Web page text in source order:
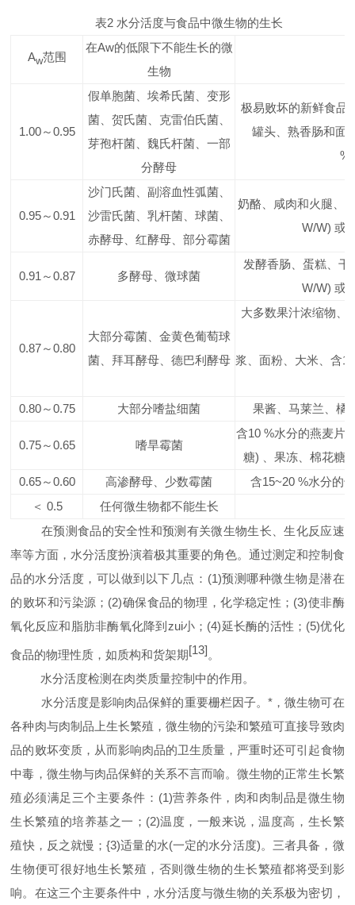
表2 水分活度与食品中微生物的生长
Aw范围
在Aw的低限下不能生长的微
生物
1.00～0.95
假单胞菌、埃希氏菌、变形
菌、贺氏菌、克雷伯氏菌、
芽孢杆菌、魏氏杆菌、一部
分酵母
极易败坏的新鲜食品
罐头、熟香肠和面
0.95～0.91
沙门氏菌、副溶血性弧菌、
沙雷氏菌、乳杆菌、球菌、
赤酵母、红酵母、部分霉菌
奶酪、咸肉和火腿、
W/W)或
0.91 ～0.87 多酵母、微球菌
发酵香肠、蛋糕、
W/W)或
0.87～0.80
大部分霉菌、金黄色葡萄球
菌、拜耳酵母、德巴利酵母
大多数果汁浓缩物、
浆、面粉、大米、含
0.80～0.75 大部分嗜盐细菌 果酱、马莱兰、橘
0.75～0.65 嗜旱霉菌
含10 %水分的燕麦片
糖)
、果冻、棉花糖
0.65～0.60 高渗酵母、少数霉菌 含15~20 %水分的
＜ 0.5
任何微生物都不能生长
在预测食品的安全性和预测有关微生物生长、生化反应速
率等方面，水分活度扮演着极其重要的角色。通过测定和控制食
品的水分活度，可以做到以下几点： (1)预测哪种微生物是潜在
的败坏和污染源； (2)确保食品的物理，化学稳定性； (3)使非酶
氧化反应和脂肪非酶氧化降到zui小； (4)延长酶的活性； (5)优化
食品的物理性质，如质构和货架期[13]。
水分活度检测在肉类质量控制中的作用。
水分活度是影响肉品保鲜的重要栅栏因子。*，微生物可在
各种肉与肉制品上生长繁殖，微生物的污染和繁殖可直接导致肉
品的败坏变质，从而影响肉品的卫生质量，严重时还可引起食物
中毒，微生物与肉品保鲜的关系不言而喻。微生物的正常生长繁
殖必须满足三个主要条件： (1)营养条件，肉和肉制品是微生物
生长繁殖的培养基之一； (2)温度，一般来说，温度高，生长繁
殖快，反之就慢；{3)适量的水(一定的水分活度)。三者具备，微
生物便可很好地生长繁殖，否则微生物的生长繁殖都将受到影
响。在这三个主要条件中，水分活度与微生物的关系极为密切，